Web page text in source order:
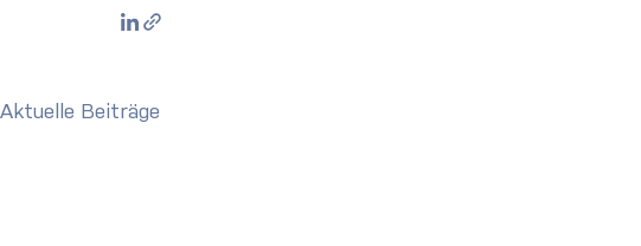
Aktuelle Beiträge